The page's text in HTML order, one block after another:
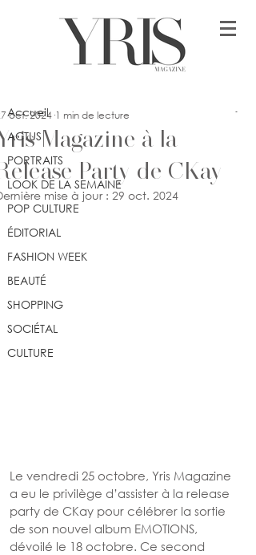
Accueil
ACTUS
PORTRAITS
LOOK DE LA SEMAINE
POP CULTURE
ÉDITORIAL
FASHION WEEK
BEAUTÉ
SHOPPING
SOCIÉTAL
CULTURE
Magazine à la
Party de CKay
oct. 2024 1 min de lecture
mise à jour : 29 oct. 2024
Le vendredi 25 octobre, Yris Magazine
a eu le privilège d’assister à la release
party de CKay pour célébrer la sortie
de son nouvel album EMOTIONS,
dévoilé le 18 octobre. Ce second